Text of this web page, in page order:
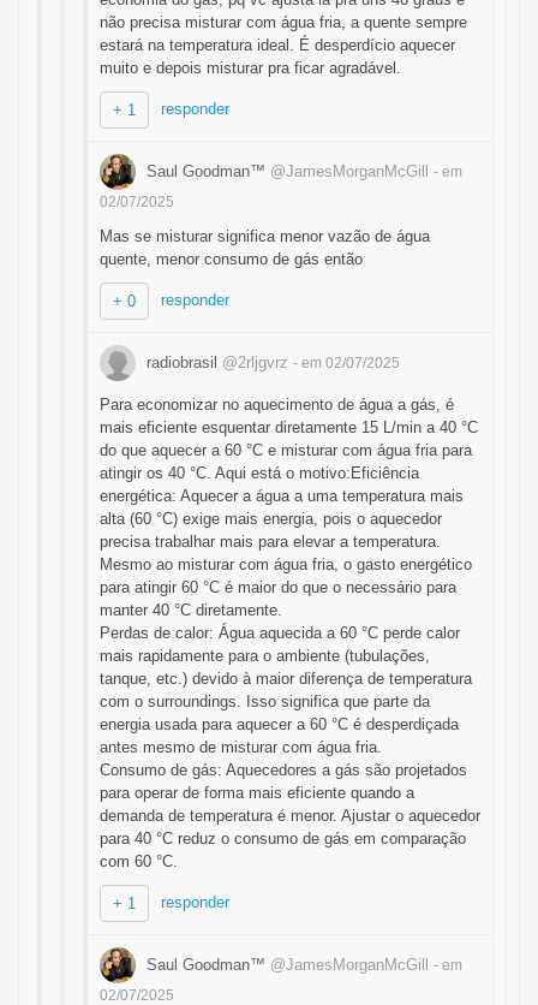
não precisa misturar com água fria, a quente sempre
estará na temperatura ideal. É desperdício aquecer
muito e depois misturar pra ficar agradável.
+ 1 responder
Saul Goodman™ @JamesMorganMcGill - em
02/07/2025
Mas se misturar significa menor vazão de água
quente, menor consumo de gás então
+ 0 responder
radiobrasil @2rljgvrz - em 02/07/2025
Para economizar no aquecimento de água a gás, é
mais eficiente esquentar diretamente 15 L/min a 40 °C
do que aquecer a 60 °C e misturar com água fria para
atingir os 40 °C. Aqui está o motivo:Eficiência
energética: Aquecer a água a uma temperatura mais
alta (60 °C) exige mais energia, pois o aquecedor
precisa trabalhar mais para elevar a temperatura.
Mesmo ao misturar com água fria, o gasto energético
para atingir 60 °C é maior do que o necessário para
manter 40 °C diretamente.
Perdas de calor: Água aquecida a 60 °C perde calor
mais rapidamente para o ambiente (tubulações,
tanque, etc.) devido à maior diferença de temperatura
com o surroundings. Isso significa que parte da
energia usada para aquecer a 60 °C é desperdiçada
antes mesmo de misturar com água fria.
Consumo de gás: Aquecedores a gás são projetados
para operar de forma mais eficiente quando a
demanda de temperatura é menor. Ajustar o aquecedor
para 40 °C reduz o consumo de gás em comparação
com 60 °C.
+ 1 responder
Saul Goodman™ @JamesMorganMcGill - em
02/07/2025